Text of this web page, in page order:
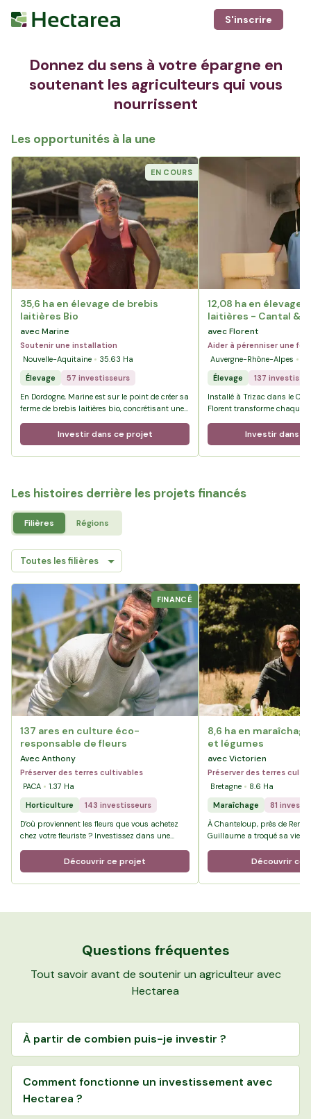
S'inscrire
Donnez du sens à votre épargne en
soutenant les agriculteurs qui vous
nourrissent
Les opportunités à la une
EN COURS
35,6 ha en élevage de brebis
laitières Bio
avec Marine
Soutenir une installation
Nouvelle-Aquitaine
35.63 Ha
Élevage
57 investisseurs
En Dordogne, Marine est sur le point de créer sa
ferme de brebis laitières bio, concrétisant une
depuis l’enfance.Investir dans ce projet
12,08 ha en élevage
laitières - Cantal &
avec Florent
Aider à pérenniser une
Auvergne-Rhône-Alpes
Élevage
137
Installé à Trizac dans le
Florent transforme chaque
sécurisant aujourd’hui des
l’exploitation, il prépare
la transmission à son fils
Investir dans
Les histoires derrière les projets financés
Filières Régions
FINANCÉ
137 ares en culture éco-
responsable de fleurs
Avec Anthony
Préserver des terres cultivables
PACA
1.37 Ha
Horticulture
143 investisseurs
D’où proviennent les fleurs que vous achetez
chez votre fleuriste ? Investissez dans une
Bienvenue à La Crau dans le Var chez …
Découvrir ce projet
8,6 ha en
et légumes
avec Victorien
Préserver des terres
Bretagne
8.6 Ha
Maraîchage
81
À Chanteloup, près de
Guillaume a troqué sa vie
terres du Pré de la Rivière, il
100 % bio, où la diversité
projet.
Découvrir ce
Questions fréquentes
Tout savoir avant de soutenir un agriculteur avec
Hectarea
À partir de combien puis-je investir ?
Comment fonctionne un investissement avec
Hectarea ?